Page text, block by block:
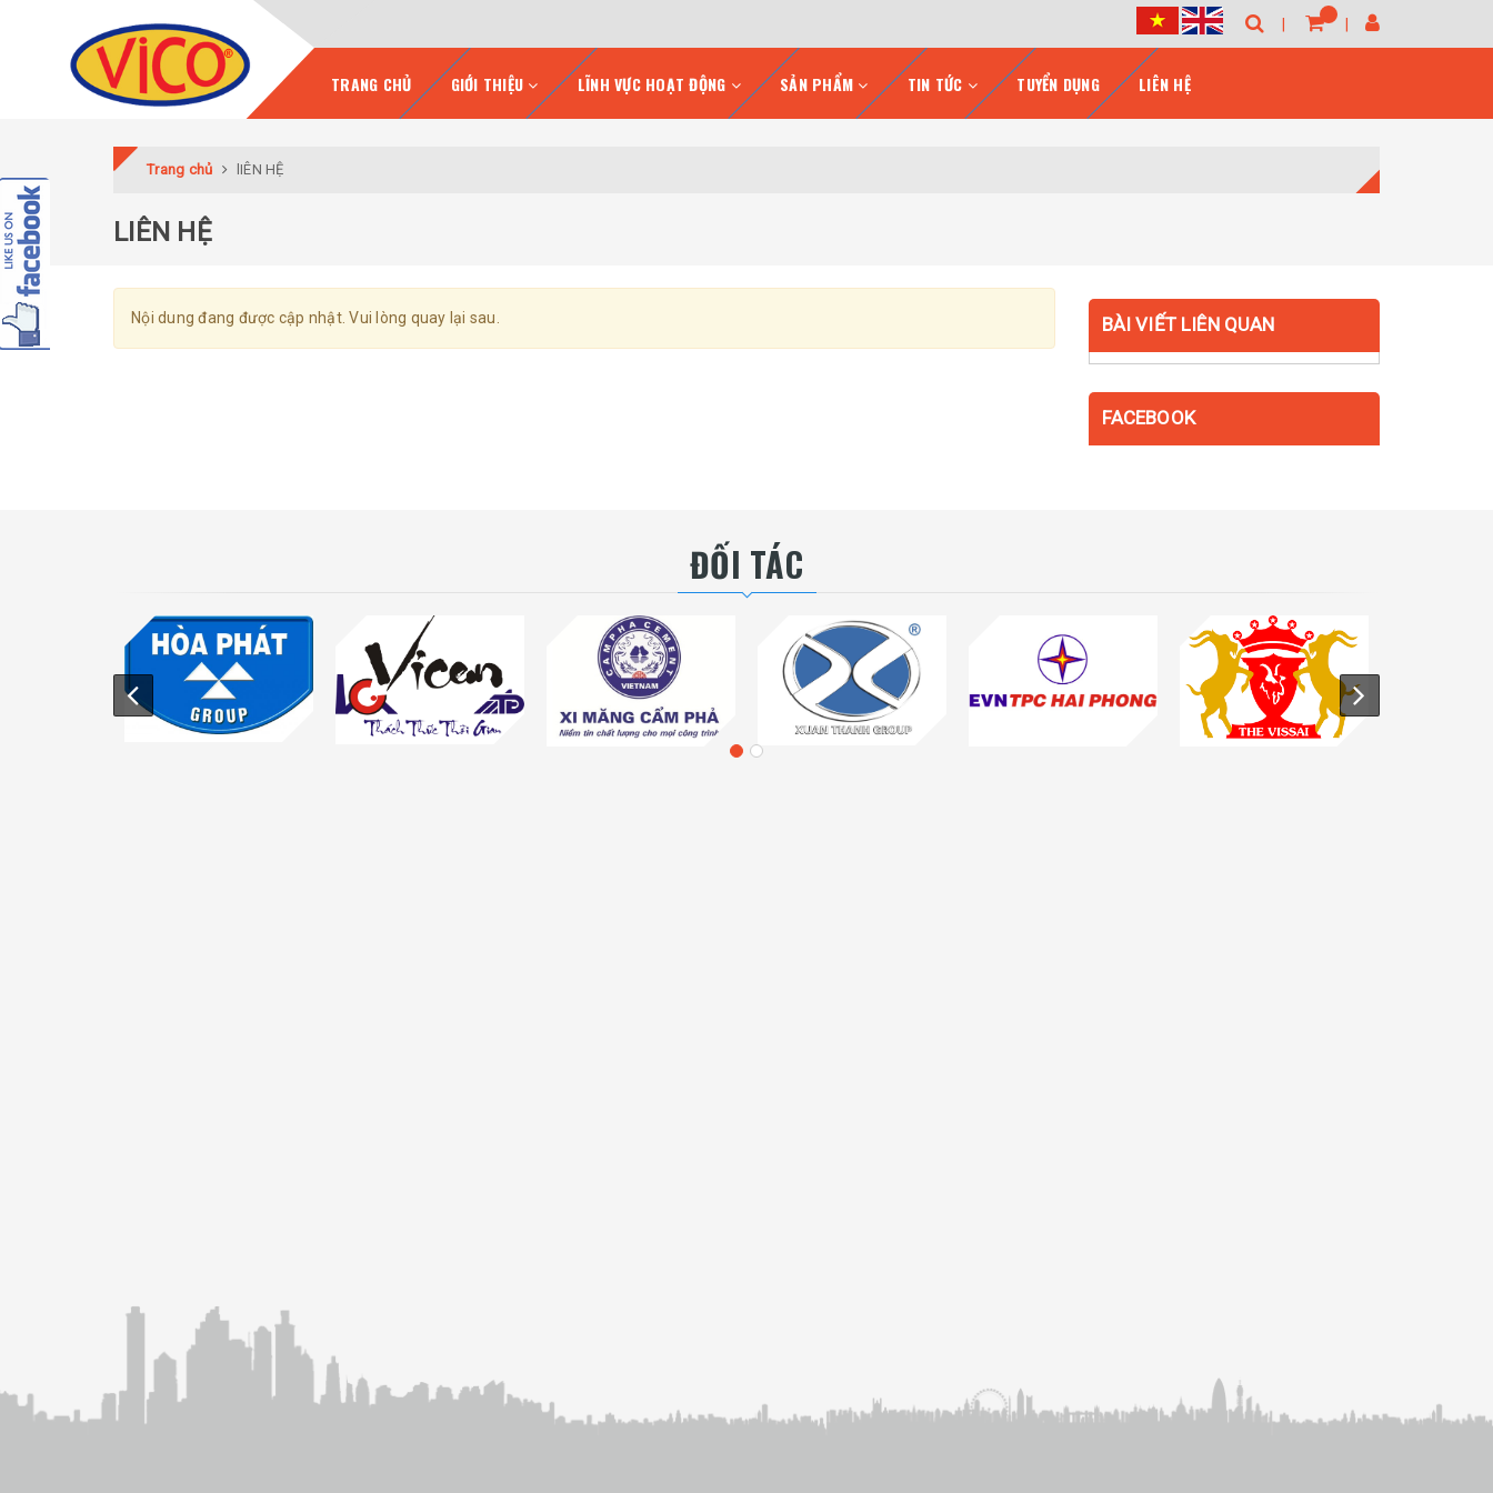
TRANG CHỦ GIỚI THIỆU LĨNH VỰC HOẠT ĐỘNG SẢN PHẨM TIN TỨC TUYỂN DỤNG LIÊN HỆ
Trang chủ lIÊN HỆ
LIÊN HỆ
Nội dung đang được cập nhật. Vui lòng quay lại sau. BÀI VIẾT LIÊN QUAN
FACEBOOK
ĐỐI TÁC